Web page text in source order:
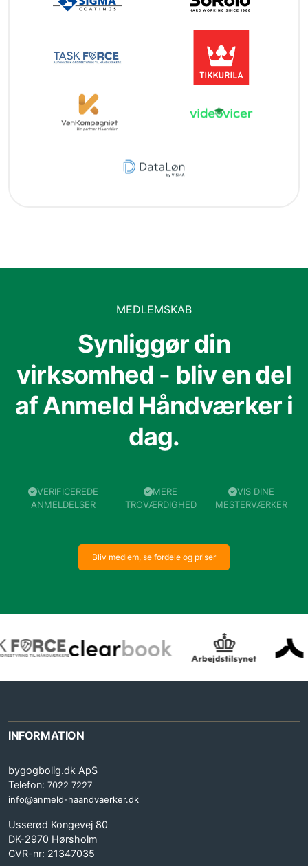
MEDLEMSKAB
Synliggør din
virksomhed - bliv en del
af Anmeld Håndværker i
dag.
VERIFICEREDE
ANMELDELSER
MERE
TROVÆRDIGHED
VIS DINE
MESTERVÆRKER
Bliv medlem, se fordele og priser
INFORMATION
bygogbolig.dk ApS
Telefon: 7022 7227
info@anmeld-haandvaerker.dk
Usserød Kongevej 80
DK-2970 Hørsholm
CVR-nr: 21347035